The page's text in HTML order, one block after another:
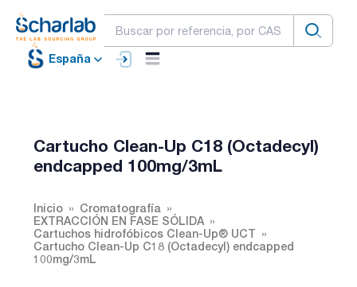
España
Cartucho Clean-Up C18 (Octadecyl)
endcapped 100mg/3mL
Inicio
Cromatografía
EXTRACCIÓN EN FASE SÓLIDA
Cartuchos hidrofóbicos Clean-Up® UCT
Cartucho Clean-Up C18 (Octadecyl) endcapped
100mg/3mL